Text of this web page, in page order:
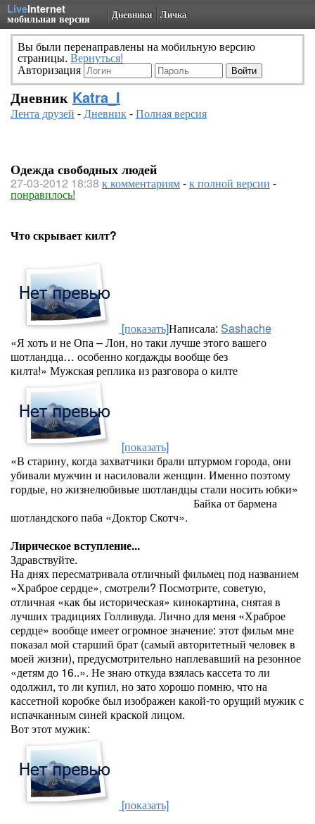
LiveInternet
мобильная версия Дневники Личка
Вы были перенаправлены на мобильную версию
страницы. Вернуться!
Авторизация
Дневник Katra_I
Лента друзей -Дневник-Полная версия
Одежда свободных людей
27-03-2012 18:38 к комментариям-к полной версии -
понравилось!
Что скрывает килт?
[показать]Написала: Sashache
«Я хоть и не Опа – Лон, но таки лучше этого вашего
шотландца… особенно когдажды вообще без
килта!» Мужская реплика из разговора о килте
[показать]
«В старину, когда захватчики брали штурмом города, они
убивали мужчин и насиловали женщин. Именно поэтому
гордые, но жизнелюбивые шотландцы стали носить юбки»
Байка от бармена
шотландского паба «Доктор Скотч».
Лирическое вступление...
Здравствуйте.
На днях пересматривала отличный фильмец под названием
«Храброе сердце», смотрели? Посмотрите, советую,
отличная «как бы историческая» кинокартина, снятая в
лучших традициях Голливуда. Лично для меня «Храброе
сердце» вообще имеет огромное значение: этот фильм мне
показал мой старший брат (самый авторитетный человек в
моей жизни), предусмотрительно наплевавший на резонное
«детям до 16..». Не знаю откуда взялась кассета то ли
одолжил, то ли купил, но зато хорошо помню, что на
кассетной коробке был изображен какой-то орущий мужик с
испачканным синей краской лицом.
Вот этот мужик:
[показать]